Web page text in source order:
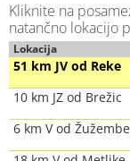
Kliknite na
natančno lokacijo
Lokacija
51 km JV od Reke
10 km JZ od Brežic
6 km V od